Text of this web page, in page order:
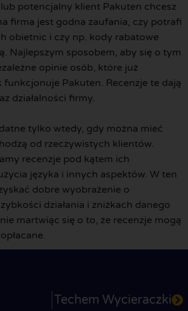
potencjalny klient Pakuten chcesz
firma jest godna zaufania, czy potrafi
obietnic i czy np. kody rabatowe
Najlepszym sposobem, aby się o tym
opinie osób, które już
funkcjonuje Pakuten. Recenzje te dają
działalności firmy.
tylko wtedy, gdy można mieć
od rzeczywistych klientów.
recenzje pod kątem ich
języka i innych aspektów. W ten
dobre wyobrażenie o
działania i zniżkach danego
martwiąc się o to, że recenzje mogą
Techem Wycieraczki